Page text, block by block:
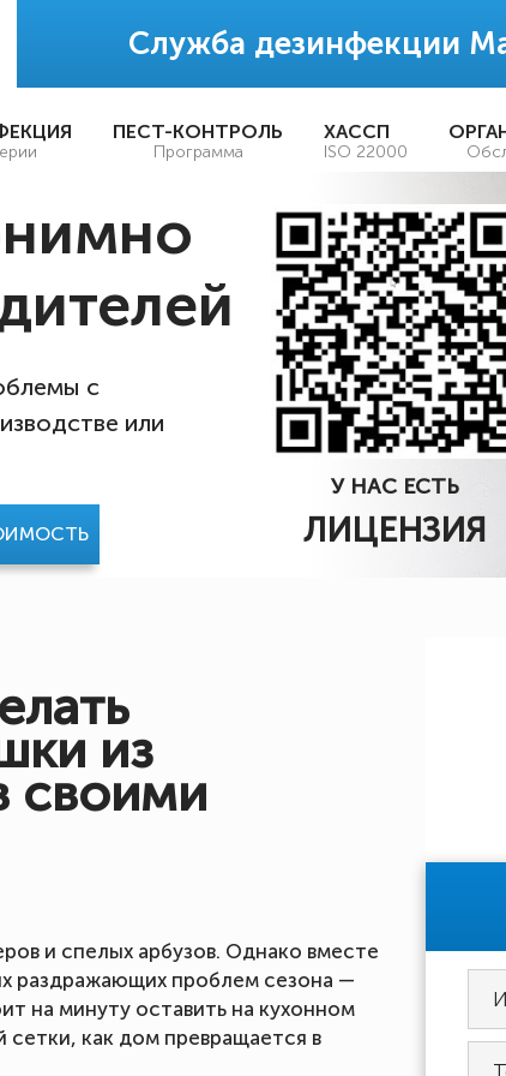
Служба дезинфекции
ПЕСТ-КОНТРОЛЬ
Программа
ХАССП
ISO 22000
с
или
У НАС ЕСТЬ
ЛИЦЕНЗИЯ
из
своими
и спелых арбузов. Однако вместе
раздражающих проблем сезона —
на минуту оставить на кухонном
как дом превращается в